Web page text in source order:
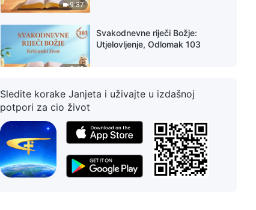
9:37
3:49
Svakodnevne riječi Božje:
Utjelovljenje, Odlomak 103
5:56
Svakodnevne riječi Božje:
Svakodnevne riječi Božje:
Utjelovljenje, Odlomak 105
Sledite korake Janjeta i uživajte u izdašnoj
potpori za cio život